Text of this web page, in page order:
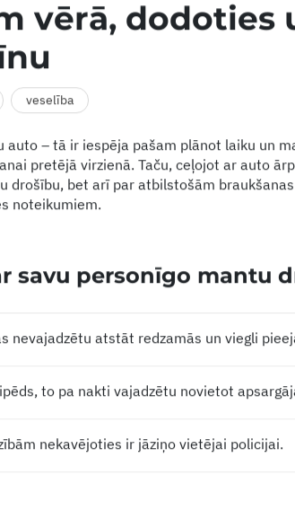
vērā, dodoties
veselība
auto – tā ir iespēja pašam plānot laiku un
pretējā virzienā. Taču, ceļojot ar auto
drošību, bet arī par atbilstošām
noteikumiem.
savu personīgo mantu
nevajadzētu atstāt redzamās un viegli
to pa nakti vajadzētu novietot
nekavējoties ir jāziņo vietējai policijai.